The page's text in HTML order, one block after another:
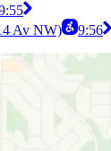
Av NW)
9:56